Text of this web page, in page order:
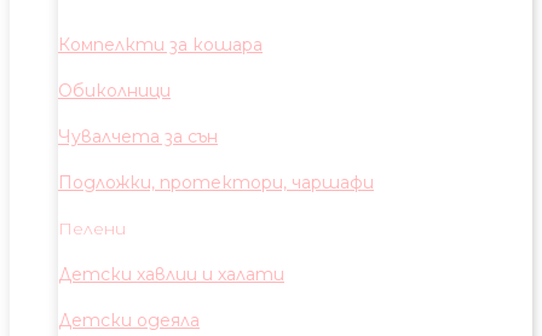
Компелкти за кошара
Обиколници
Чувалчета за сън
Подложки, протектори, чаршафи
Пелени
Детски хавлии и халати
Детски одеяла